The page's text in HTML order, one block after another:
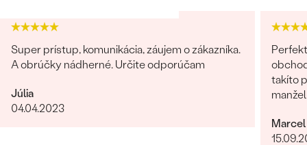
Super prístup, komunikácia, záujem o zákazníka.
A obrúčky nádherné. Určite odporúčam
Júlia
04.04.2023
takíto
Marcel